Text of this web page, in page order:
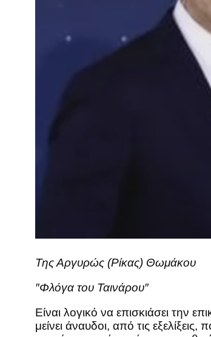
Της Αργυρώς (Ρίκας) Θωμάκου
″Φλόγα του Ταινάρου″
Είναι λογικό να επισκιάσει την
μείνει άναυδοι, από τις